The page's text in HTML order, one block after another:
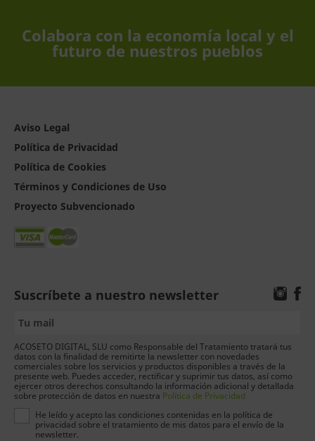
Colabora con la economía local y el
futuro de nuestros pueblos
Aviso Legal
Política de Privacidad
Política de Cookies
Términos y Condiciones de Uso
Proyecto Subvencionado
Suscríbete a nuestro newsletter
ACOSETO DIGITAL, SLU como Responsable del Tratamiento tratará tus
datos con la finalidad de remitirte la newsletter con novedades
comerciales sobre los servicios y productos disponibles a través de la
presente web. Puedes acceder, rectificar y suprimir tus datos, así como
ejercer otros derechos consultando la información adicional y detallada
sobre protección de datos en nuestra Política de Privacidad
He leído y acepto las condiciones contenidas en la política de
privacidad sobre el tratamiento de mis datos para el envío de la
newsletter.